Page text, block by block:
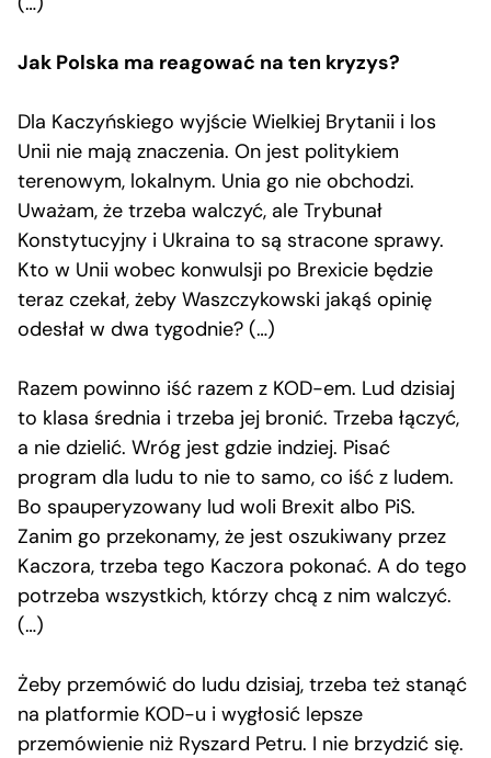
Jak Polska ma reagować na ten kryzys?
Dla Kaczyńskiego wyjście Wielkiej Brytanii i los
Unii nie mają znaczenia. On jest politykiem
terenowym, lokalnym. Unia go nie obchodzi.
Uważam, że trzeba walczyć, ale Trybunał
Konstytucyjny i Ukraina to są stracone sprawy.
Kto w Unii wobec konwulsji po Brexicie będzie
teraz czekał, żeby Waszczykowski jakąś opinię
odesłał w dwa tygodnie? (…)
Razem powinno iść razem z KOD-em. Lud dzisiaj
to klasa średnia i trzeba jej bronić. Trzeba łączyć,
a nie dzielić. Wróg jest gdzie indziej. Pisać
program dla ludu to nie to samo, co iść z ludem.
Bo spauperyzowany lud woli Brexit albo PiS.
Zanim go przekonamy, że jest oszukiwany przez
Kaczora, trzeba tego Kaczora pokonać. A do tego
potrzeba wszystkich, którzy chcą z nim walczyć.
(…)
Żeby przemówić do ludu dzisiaj, trzeba też stanąć
na platformie KOD-u i wygłosić lepsze
przemówienie niż Ryszard Petru. I nie brzydzić się.